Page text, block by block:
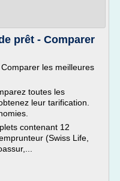
prêt - Comparer
les meilleures
toutes les
leur tarification.
contenant 12
(Swiss Life,